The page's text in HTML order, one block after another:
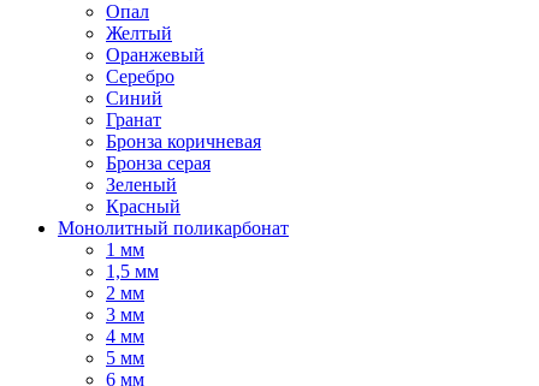
Опал
Желтый
Оранжевый
Серебро
Синий
Гранат
Бронза коричневая
Бронза серая
Зеленый
Красный
Монолитный поликарбонат
1 мм
1,5 мм
2 мм
3 мм
4 мм
5 мм
6 мм